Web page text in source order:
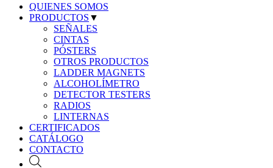
QUIENES SOMOS
PRODUCTOS ▼
SEÑALES
CINTAS
PÓSTERS
OTROS PRODUCTOS
LADDER MAGNETS
ALCOHOLÍMETRO
DETECTOR TESTERS
RADIOS
LINTERNAS
CERTIFICADOS
CATÁLOGO
CONTACTO